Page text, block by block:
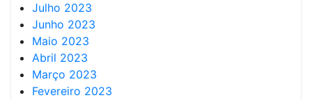
Julho 2023
Junho 2023
Maio 2023
Abril 2023
Março 2023
Fevereiro 2023